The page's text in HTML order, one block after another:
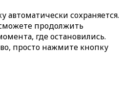
автоматически сохраняется.
продолжить
где остановились.
просто нажмите кнопку